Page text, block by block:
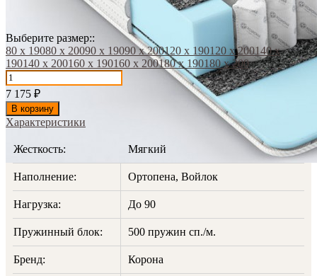
Выберите размер::
80 х 19080 х 20090 х 19090 х 200120 х 190120 х 200140 х
190140 х 200160 х 190160 х 200180 х 190180 х 200
7 175 ₽
В корзину
Характеристики
Жесткость: Мягкий
Наполнение: Ортопена, Войлок
Нагрузка: До 90
Пружинный блок: 500 пружин сп./м.
Бренд: Корона